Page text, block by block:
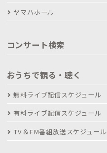
ヤマハホール
コンサート検索
おうちで観る・聴く
無料ライブ配信スケジュール
有料ライブ配信スケジュール
TV＆FM番組放送スケジュール